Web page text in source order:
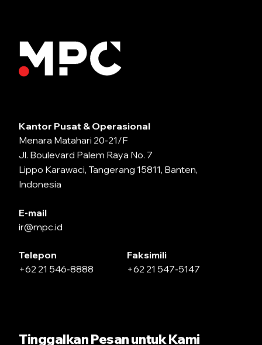
Kantor Pusat & Operasional
Menara Matahari 20-21/F
Jl. Boulevard Palem Raya No. 7
Lippo Karawaci, Tangerang 15811, Banten,
Indonesia
E-mail
ir@mpc.id
Telepon
+62 21 546-8888
Faksimili
+62 21 547-5147
Tinggalkan Pesan untuk Kami